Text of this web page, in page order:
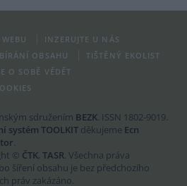
INZERUJTE U NÁS
OBSAHU
TIŠTĚNÝ EKOLIST
O SOBĚ VĚDĚT
sdružením BEZK . ISSN 1802-9019.
systém TOOLKIT děkujeme Ecn
© ČTK, TASR . Všechna práva
šíření obsahu je bez předchozího
práv zakázáno.